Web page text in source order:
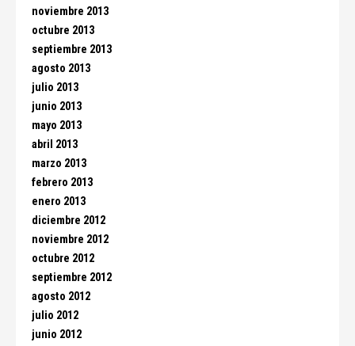
noviembre 2013
octubre 2013
septiembre 2013
agosto 2013
julio 2013
junio 2013
mayo 2013
abril 2013
marzo 2013
febrero 2013
enero 2013
diciembre 2012
noviembre 2012
octubre 2012
septiembre 2012
agosto 2012
julio 2012
junio 2012